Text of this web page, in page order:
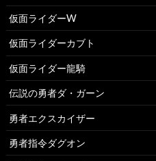
仮面ライダーW
仮面ライダーカブト
仮面ライダー龍騎
伝説の勇者ダ・ガーン
勇者エクスカイザー
勇者指令ダグオン